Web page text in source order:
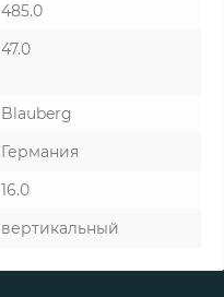
485.0
47.0
Blauberg
Германия
16.0
вертикальный